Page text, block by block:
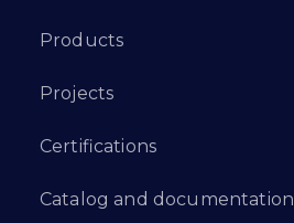
Products
Projects
Certifications
Catalog and documentation